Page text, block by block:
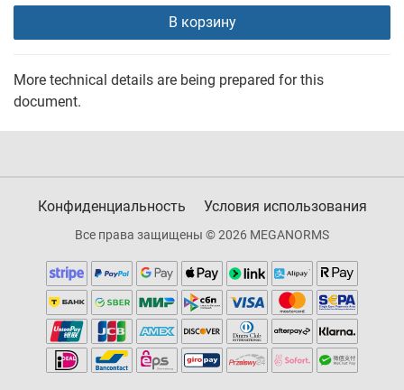
В корзину
More technical details are being prepared for this
document.
Конфиденциальность Условия использования
Все права защищены © 2026 MEGANORMS